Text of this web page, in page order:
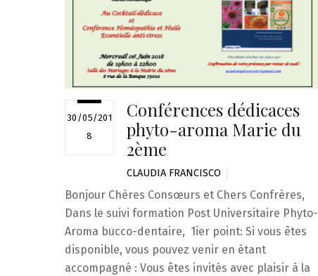
30/05/201
8
Conférences dédicaces
phyto-aroma Marie du
2ème
CLAUDIA FRANCISCO
Bonjour Chères Consœurs et Chers Confrères,
Dans le suivi formation Post Universitaire Phyto-
Aroma bucco-dentaire, 1ier point: Si vous êtes
disponible, vous pouvez venir en étant
accompagné : Vous êtes invités avec plaisir à la